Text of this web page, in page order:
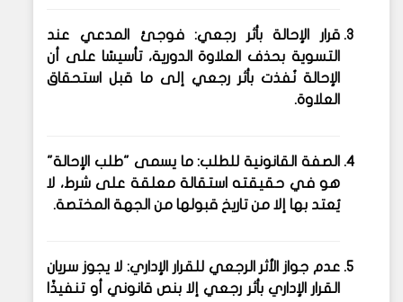
قرار الإحالة بأثر رجعي: فوجئ المدعي عند
التسوية بحذف العلاوة الدورية، تأسيسًا على أن
الإحالة نُفذت بأثر رجعي إلى ما قبل استحقاق
العلاوة.
الصفة القانونية للطلب: ما يسمى "طلب الإحالة"
هو في حقيقته استقالة معلقة على شرط، لا
يُعتد بها إلا من تاريخ قبولها من الجهة المختصة.
عدم جواز الأثر الرجعي للقرار الإداري: لا يجوز سريان
القرار الإداري بأثر رجعي إلا بنص قانوني أو تنفيذًا